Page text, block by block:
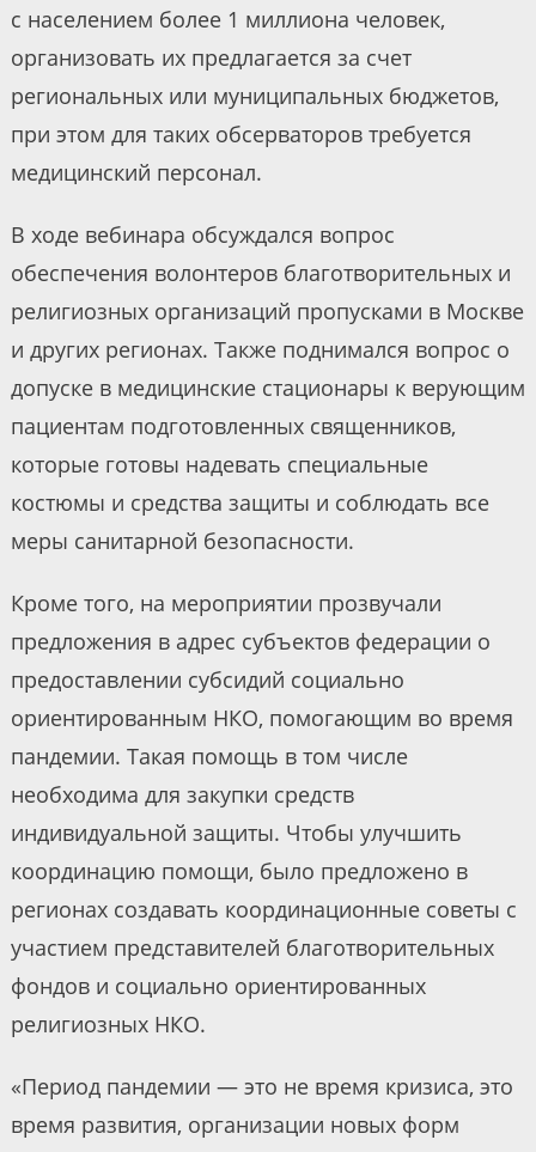
с населением более 1 миллиона человек,
организовать их предлагается за счет
региональных или муниципальных бюджетов,
при этом для таких обсерваторов требуется
медицинский персонал.
В ходе вебинара обсуждался вопрос
обеспечения волонтеров благотворительных и
религиозных организаций пропусками в Москве
и других регионах. Также поднимался вопрос о
допуске в медицинские стационары к верующим
пациентам подготовленных священников,
которые готовы надевать специальные
костюмы и средства защиты и соблюдать все
меры санитарной безопасности.
Кроме того, на мероприятии прозвучали
предложения в адрес субъектов федерации о
предоставлении субсидий социально
ориентированным НКО, помогающим во время
пандемии. Такая помощь в том числе
необходима для закупки средств
индивидуальной защиты. Чтобы улучшить
координацию помощи, было предложено в
регионах создавать координационные советы с
участием представителей благотворительных
фондов и социально ориентированных
религиозных НКО.
«Период пандемии — это не время кризиса, это
время развития, организации новых форм